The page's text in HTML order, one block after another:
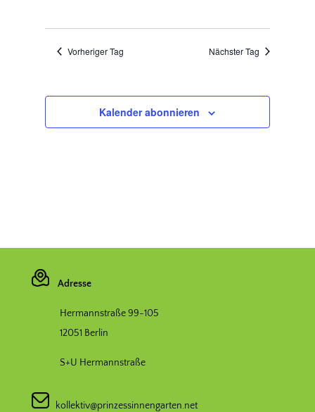
Vorheriger Tag Nächster Tag
Kalender abonnieren
Adresse
Hermannstraße 99-105
12051 Berlin
S+U Hermannstraße
kollektiv@prinzessinnengarten.net